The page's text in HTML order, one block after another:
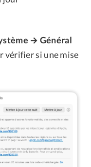
→ Général
vérifier si une mise